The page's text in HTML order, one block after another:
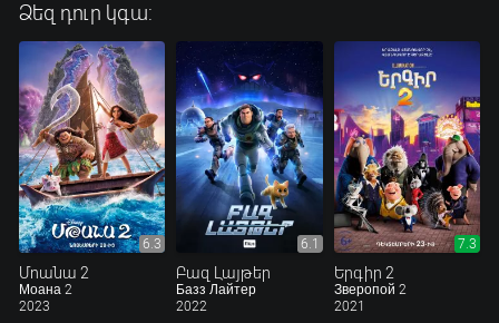
Ձեզ դուր կգա:
6.3
Մոանա 2
Моана 2
2023
6.1
Բազ Լայթեր
Базз Лайтер
2022
7.3
Երգիր 2
Зверопой 2
2021